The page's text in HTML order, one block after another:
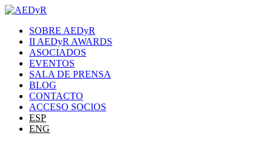
SOBRE AEDyR
II AEDyR AWARDS
ASOCIADOS
EVENTOS
SALA DE PRENSA
BLOG
CONTACTO
ACCESO SOCIOS
ESP
ENG